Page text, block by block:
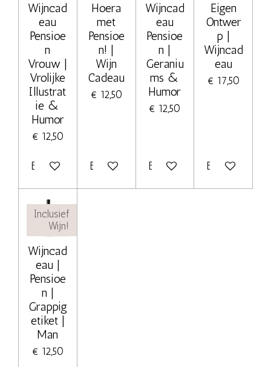
Wijncad
eau
Pensioe
n
Vrouw |
Vrolijke
Illustrat
ie &
Humor
€ 12,50
Bekijk details
Hoera
met
Pensioe
n! |
Wijn
Cadeau
€ 12,50
Bekijk details
Wijncad
eau
Pensioe
n |
Geraniu
ms &
Humor
€ 12,50
Bekijk details
Eigen
Ontwer
p |
Wijncad
eau
€ 17,50
Bekijk details
Inclusief
Wijn!
Wijncad
eau |
Pensioe
n |
Grappig
etiket |
Man
€ 12,50